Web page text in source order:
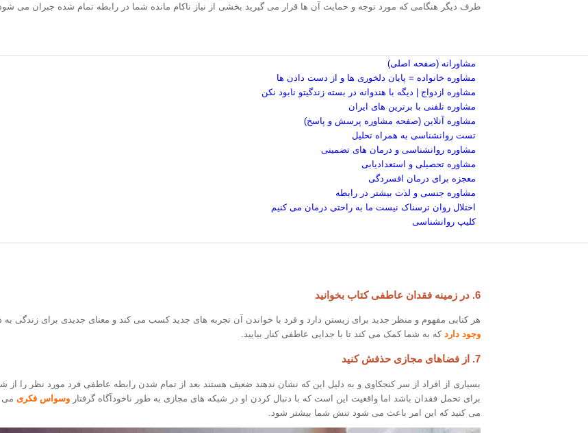
طرف دیگر هنگامی که مورد توجه و حمایت آن ها قرار می گیرید بخشی از نیاز ناکام مانده شما در رابطه تمام شده جبران می شود.
مشاورانه (صفحه اصلی)
مشاوره خانواده = پایان دلخوری ها و از دست دادن ها
مشاوره ازدواج | دیگه با هندوانه در بسته زندگیتو نابود نکن
مشاوره تلفنی با برترین های ایران
مشاوره آنلاین (صفحه مشاوره پرسش و پاسخ)
تست روانشناسی به همراه تحلیل
مشاوره روانشناسی و درمان های تضمینی
مشاوره تحصیلی و استعدادیابی
معجزه برای درمان افسردگی
مشاوره جنسی و لذت بیشتر در رابطه
اختلال روان ترسناک نیست ما به راحتی درمان می کنیم
کلیپ روانشناسی
6. در زمینه فقدان عاطفی کتاب بخوانید
هر کتابی مفهوم و منظر جدید برای زیستن دارد و فرد با خواندن آن تجربه های جدید کسب می کند و معنای جدیدی برای زندگی
وجود دارد که به شما کمک می کند تا با جدایی عاطفی کنار بیایید.
7. از فضاهای مجازی حذفش کنید
بسیاری از افراد از سر کنجکاوی و به دلیل این که نشان ندهند ضعیف هستند بعد از تمام شدن رابطه عاطفی فرد مورد نظر را
برای تحمل فقدان باشد اما واقعیت این است که با دنبال کردن او در شبکه های مجازی به طور ناخودآگاه گرفتار وسواس فکری می
می کنید که این امر باعث می شود تنش شما بیشتر شود.